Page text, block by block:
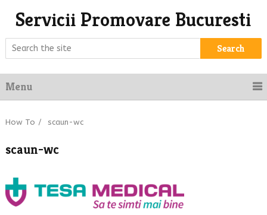
Servicii Promovare Bucuresti
Search
Menu
How To / scaun-wc
scaun-wc